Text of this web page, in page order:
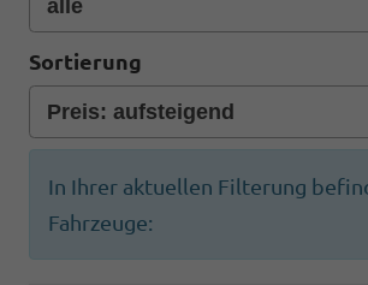
Sortierung
In Ihrer aktuellen Filterung
Fahrzeuge: